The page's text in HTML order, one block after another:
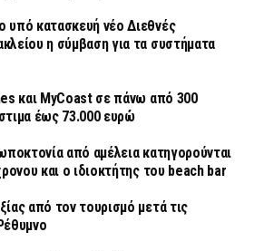
υπό κατασκευή νέο Διεθνές
η σύμβαση για τα συστήματα
και MyCoast σε πάνω από 300
έως 73.000 ευρώ
από αμέλεια κατηγορούνται
και ο ιδιοκτήτης του beach bar
από τον τουρισμό μετά τις